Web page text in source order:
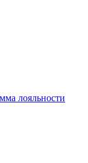
лояльности